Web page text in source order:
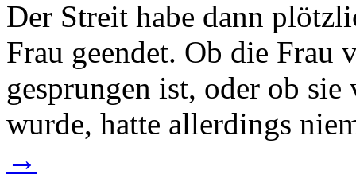
Der Streit habe dann
Frau geendet. Ob die Frau
gesprungen ist, oder ob
wurde, hatte allerdings
→